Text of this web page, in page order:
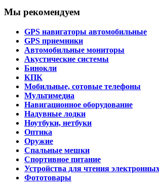
Мы рекомендуем
GPS навигаторы автомобильные
GPS приемники
Автомобильные мониторы
Акустические системы
Бинокли
КПК
Мобильные, сотовые телефоны
Мультимедиа
Навигационное оборудование
Надувные лодки
Ноутбуки, нетбуки
Оптика
Оружие
Спальные мешки
Спортивное питание
Устройства для чтения
Фототовары